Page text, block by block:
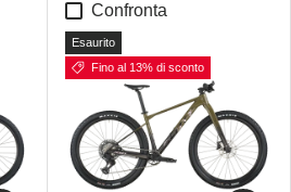
Confronta
Esaurito
Fino al 13% di sconto